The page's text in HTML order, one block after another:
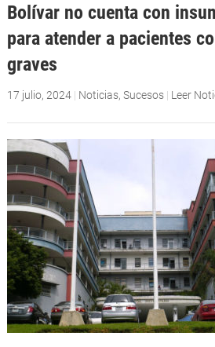
Bolívar no cuenta con
para atender a pacientes
graves
17 julio, 2024| Noticias, Sucesos | Leer